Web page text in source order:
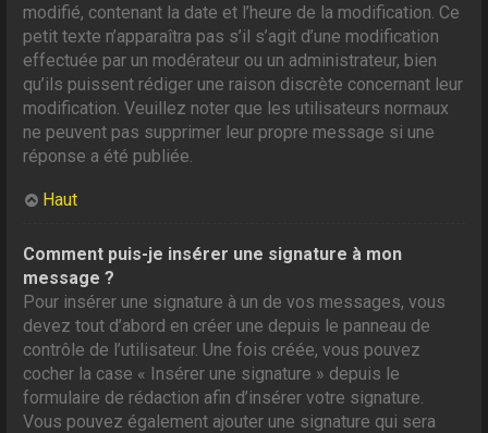
modifié, contenant la date et l’heure de la modification. Ce
petit texte n’apparaîtra pas s’il s’agit d’une modification
effectuée par un modérateur ou un administrateur, bien
qu’ils puissent rédiger une raison discrète concernant leur
modification. Veuillez noter que les utilisateurs normaux
ne peuvent pas supprimer leur propre message si une
réponse a été publiée.
Haut
Comment puis-je insérer une signature à mon
message ?
Pour insérer une signature à un de vos messages, vous
devez tout d’abord en créer une depuis le panneau de
contrôle de l’utilisateur. Une fois créée, vous pouvez
cocher la case « Insérer une signature » depuis le
formulaire de rédaction afin d’insérer votre signature.
Vous pouvez également ajouter une signature qui sera